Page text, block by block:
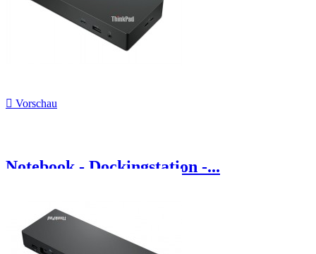
 Vorschau
Notebook - Dockingstation -...